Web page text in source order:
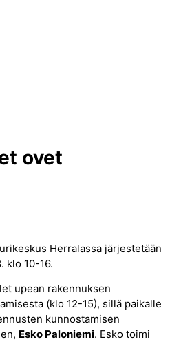
ovet
Herralassa järjestetään
klo 10-16.
upean rakennuksen
(klo 12-15), sillä paikalle
kunnostamisen
Esko Paloniemi. Esko toimi